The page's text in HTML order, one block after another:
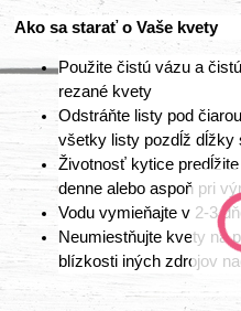
Ako sa starať o Vaše kvety
Použite čistú vázu a
rezané kvety
Odstráňte listy pod
všetky listy pozdĺž dĺžky
Životnosť kytice
denne alebo aspoň pri
Vodu vymieňajte v 2-3
Neumiestňujte kvety na
blízkosti iných zdrojov